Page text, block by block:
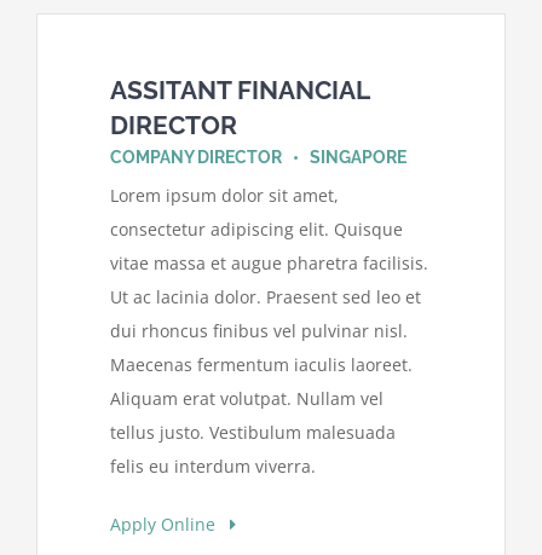
ASSITANT FINANCIAL
DIRECTOR
COMPANY DIRECTOR • SINGAPORE
Lorem ipsum dolor sit amet,
consectetur adipiscing elit. Quisque
vitae massa et augue pharetra facilisis.
Ut ac lacinia dolor. Praesent sed leo et
dui rhoncus finibus vel pulvinar nisl.
Maecenas fermentum iaculis laoreet.
Aliquam erat volutpat. Nullam vel
tellus justo. Vestibulum malesuada
felis eu interdum viverra.
Apply Online